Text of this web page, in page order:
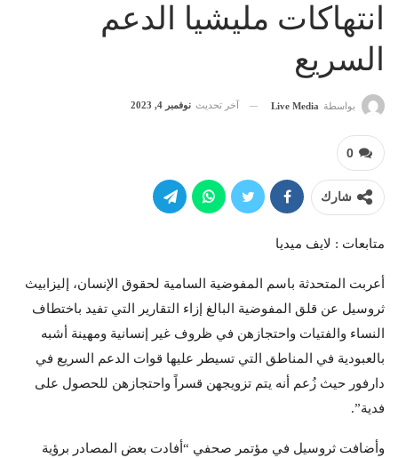
انتهاكات مليشيا الدعم
السريع
بواسطة Live Media آخر تحديث نوفمبر 4, 2023
0
شارك
متابعات : لايف ميديا
أعربت المتحدثة باسم المفوضية السامية لحقوق الإنسان، إليزابيث
ثروسيل عن قلق المفوضية البالغ إزاء التقارير التي تفيد باختطاف
النساء والفتيات واحتجازهن في ظروف غير إنسانية ومهينة أشبه
بالعبودية في المناطق التي تسيطر عليها قوات الدعم السريع في
دارفور حيث زُعم أنه يتم تزويجهن قسراً واحتجازهن للحصول على
فدية”.
وأضافت ثروسيل في مؤتمر صحفي “أفادت بعض المصادر برؤية